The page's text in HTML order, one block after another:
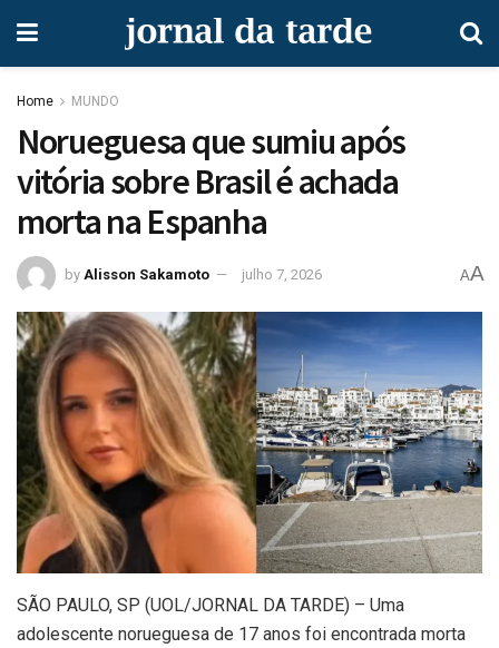
Home MUNDO
Norueguesa que sumiu após
vitória sobre Brasil é achada
morta na Espanha
by Alisson Sakamoto julho 7, 2026 AA
SÃO PAULO, SP (UOL/JORNAL DA TARDE) – Uma
adolescente norueguesa de 17 anos foi encontrada morta